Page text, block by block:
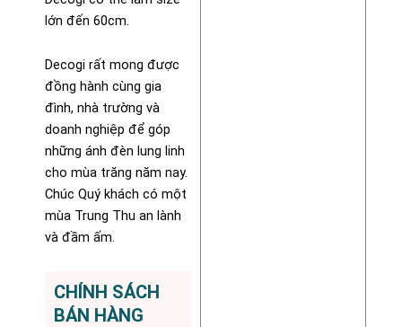
lớn đến 60cm.
Decogi rất mong được
đồng hành cùng gia
đình, nhà trường và
doanh nghiệp để góp
những ánh đèn lung linh
cho mùa trăng năm nay.
Chúc Quý khách có một
mùa Trung Thu an lành
và đầm ấm.
CHÍNH SÁCH
BÁN HÀNG